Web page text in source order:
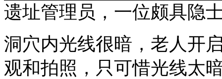
遗址管理员，一位颇具隐
洞穴内光线很暗，老人开
观和拍照，只可惜光线太